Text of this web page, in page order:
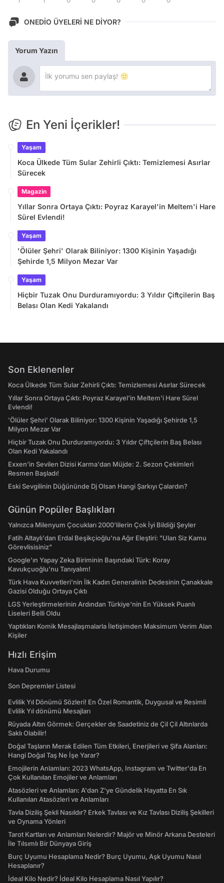
ONEDİO ÜYELERİ NE DİYOR?
Yorum Yazın
En Yeni İçerikler!
Yaşam
Koca Ülkede Tüm Sular Zehirli Çıktı: Temizlemesi Asırlar
Sürecek
Magazin
Yıllar Sonra Ortaya Çıktı: Poyraz Karayel'in Meltem'i Hare
Sürel Evlendi!
Yaşam
'Ölüler Şehri' Olarak Biliniyor: 1300 Kişinin Yaşadığı
Şehirde 1,5 Milyon Mezar Var
Yaşam
Hiçbir Tuzak Onu Durduramıyordu: 3 Yıldır Çiftçilerin Baş
Belası Olan Kedi Yakalandı
Son Eklenenler
Koca Ülkede Tüm Sular Zehirli Çıktı: Temizlemesi Asırlar Sürecek
Yıllar Sonra Ortaya Çıktı: Poyraz Karayel'in Meltem'i Hare Sürel
Evlendi!
'Ölüler Şehri' Olarak Biliniyor: 1300 Kişinin Yaşadığı Şehirde 1,5
Milyon Mezar Var
Hiçbir Tuzak Onu Durduramıyordu: 3 Yıldır Çiftçilerin Baş Belası
Olan Kedi Yakalandı
Exxen'in Sevilen Dizisi Karma'dan Müjde: 2. Sezon Çekimleri
Resmen Başladı!
Eski Sevgilinin Düğününde Dj Olsan Hangi Şarkıyı Çalardın?
Günün Popüler Başlıkları
Yalnızca Milenyum Çocukları 2000'lilerin Çok İyi Bildiği Şeyler
Fatih Altaylı'dan Erdal Beşikçioğlu'na Ağır Eleştiri: "Ulan Siz Kamu
Görevlisisiniz"
Google'ın Yapay Zeka Biriminin Başındaki Türk: Koray
Kavukçuoğlu'nu Tanıyalım!
Türk Hava Kuvvetleri'nin İlk Kadın Generalinin Dedesinin Çanakkale
Gazisi Olduğu Ortaya Çıktı
LGS Yerleştirmelerinin Ardından Türkiye'nin En Yüksek Puanlı
Liseleri Belli Oldu
Yaptıkları Komik Mesajlaşmalarla İletişimden Maksimum Verim Alan
Kişiler
Hızlı Erişim
Hava Durumu
Son Depremler Listesi
Evlilik Yıl Dönümü Sözleri! En Özel Romantik, Duygusal ve Resimli
Evlilik Yıl dönümü Mesajları
Rüyada Altın Görmek: Gerçekler de Saadetiniz de Çil Çil Altınlarda
Saklı Olabilir!
Doğal Taşların Merak Edilen Tüm Etkileri, Enerjileri ve Şifa Alanları:
Hangi Doğal Taş Ne İşe Yarar?
Emojilerin Anlamları: 2023 WhatsApp, Instagram ve Twitter'da En
Çok Kullanılan Emojiler ve Anlamları
Atasözleri ve Anlamları: A'dan Z'ye Gündelik Hayatta En Sık
Kullanılan Atasözleri ve Anlamları
Tavla Diziliş Şekli Nasıldır? Erkek Tavlası ve Kız Tavlası Diziliş Şekilleri
ve Oynama Yönleri
Tarot Kartları ve Anlamları Nelerdir? Majör ve Minör Arkana Desteleri
İle Tılsımlı Bir Dünyaya Giriş
Burç Uyumu Hesaplama Nedir? Burç Uyumu, Aşk Uyumu Nasıl
Hesaplanır?
İdeal Kilo Nedir? İdeal Kilo Hesaplama Nasıl Yapılır?